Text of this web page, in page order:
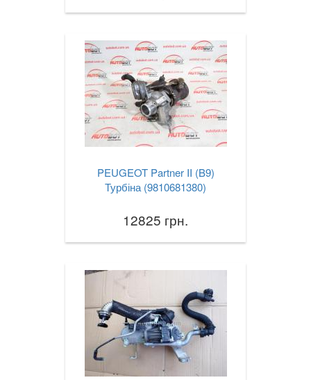
PEUGEOT Partner II (B9)
Турбіна (9810681380)
12825 грн.